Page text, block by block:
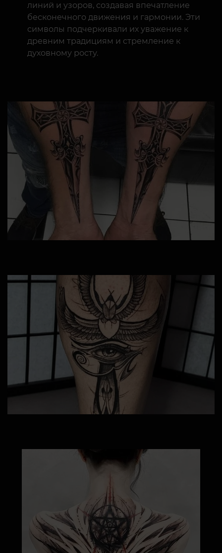
линий и узоров, создавая впечатление
бесконечного движения и гармонии. Эти
символы подчеркивали их уважение к
древним традициям и стремление к
духовному росту.